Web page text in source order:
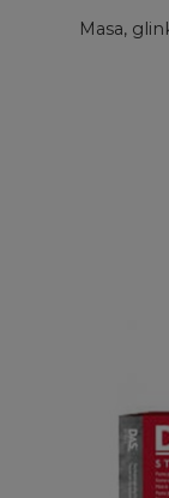
Masa,